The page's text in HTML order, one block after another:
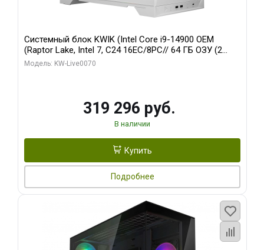
Системный блок KWIK (Intel Core i9-14900 OEM
(Raptor Lake, Intel 7, C24 16EC/8PC// 64 ГБ ОЗУ (2
модуля)/ Gigabyte RTX5080 XTREME WATERFORCE
Модель: KW-Live0070
319 296 руб.
В наличии
Купить
Подробнее